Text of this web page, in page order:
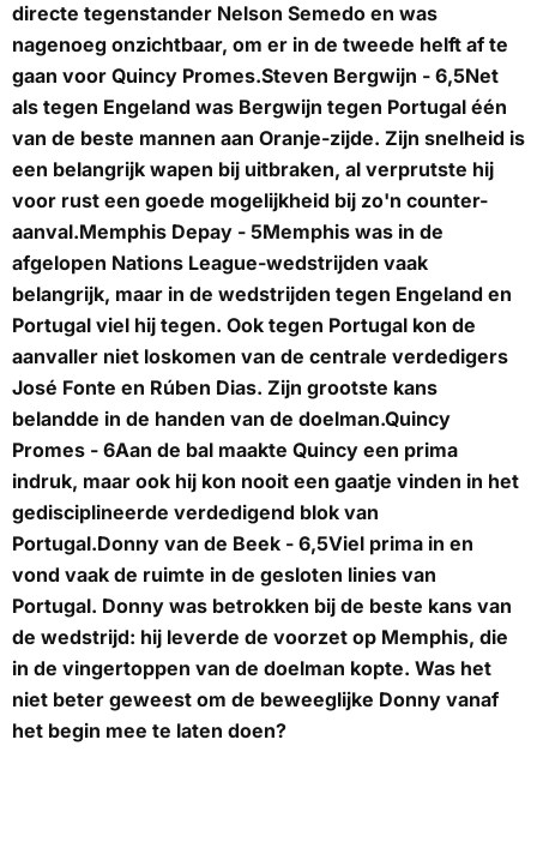
directe tegenstander Nelson Semedo en was
nagenoeg onzichtbaar, om er in de tweede helft af te
gaan voor Quincy Promes.Steven Bergwijn - 6,5Net
als tegen Engeland was Bergwijn tegen Portugal één
van de beste mannen aan Oranje-zijde. Zijn snelheid is
een belangrijk wapen bij uitbraken, al verprutste hij
voor rust een goede mogelijkheid bij zo'n counter-
aanval.Memphis Depay - 5Memphis was in de
afgelopen Nations League-wedstrijden vaak
belangrijk, maar in de wedstrijden tegen Engeland en
Portugal viel hij tegen. Ook tegen Portugal kon de
aanvaller niet loskomen van de centrale verdedigers
José Fonte en Rúben Dias. Zijn grootste kans
belandde in de handen van de doelman.Quincy
Promes - 6Aan de bal maakte Quincy een prima
indruk, maar ook hij kon nooit een gaatje vinden in het
gedisciplineerde verdedigend blok van
Portugal.Donny van de Beek - 6,5Viel prima in en
vond vaak de ruimte in de gesloten linies van
Portugal. Donny was betrokken bij de beste kans van
de wedstrijd: hij leverde de voorzet op Memphis, die
in de vingertoppen van de doelman kopte. Was het
niet beter geweest om de beweeglijke Donny vanaf
het begin mee te laten doen?